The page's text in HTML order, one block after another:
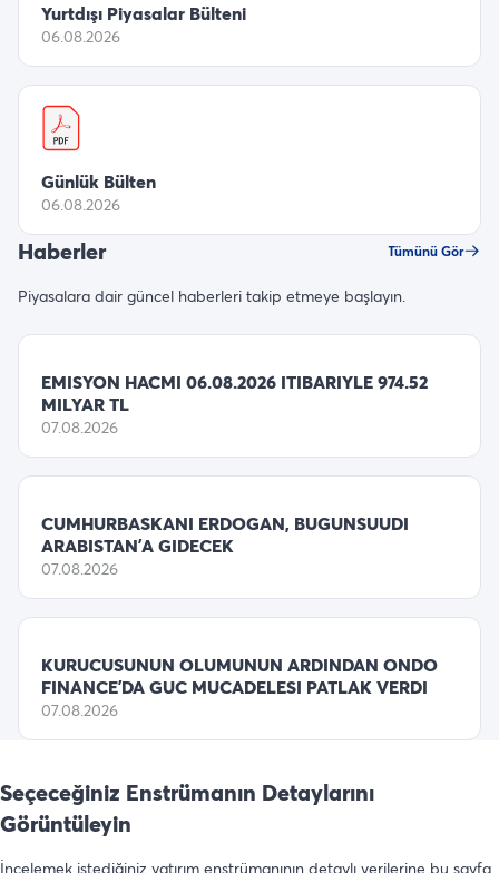
Yurtdışı Piyasalar Bülteni
06.08.2026
Günlük Bülten
06.08.2026
Haberler Tümünü Gör
Piyasalara dair güncel haberleri takip etmeye başlayın.
EMISYON HACMI 06.08.2026 ITIBARIYLE 974.52
MILYAR TL
07.08.2026
CUMHURBASKANI ERDOGAN, BUGUNSUUDI
ARABISTAN’A GIDECEK
07.08.2026
KURUCUSUNUN OLUMUNUN ARDINDAN ONDO
FINANCE’DA GUC MUCADELESI PATLAK VERDI
07.08.2026
Seçeceğiniz Enstrümanın Detaylarını
Görüntüleyin
İncelemek istediğiniz yatırım enstrümanının detaylı verilerine bu sayfa